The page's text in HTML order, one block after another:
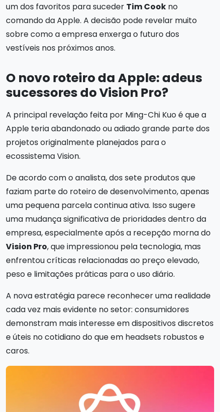
um dos favoritos para suceder Tim Cook no
comando da Apple. A decisão pode revelar muito
sobre como a empresa enxerga o futuro dos
vestíveis nos próximos anos.
O novo roteiro da Apple: adeus
sucessores do Vision Pro?
A principal revelação feita por Ming-Chi Kuo é que a
Apple teria abandonado ou adiado grande parte dos
projetos originalmente planejados para o
ecossistema Vision.
De acordo com o analista, dos sete produtos que
faziam parte do roteiro de desenvolvimento, apenas
uma pequena parcela continua ativa. Isso sugere
uma mudança significativa de prioridades dentro da
empresa, especialmente após a recepção morna do
Vision Pro, que impressionou pela tecnologia, mas
enfrentou críticas relacionadas ao preço elevado,
peso e limitações práticas para o uso diário.
A nova estratégia parece reconhecer uma realidade
cada vez mais evidente no setor: consumidores
demonstram mais interesse em dispositivos discretos
e úteis no cotidiano do que em headsets robustos e
caros.